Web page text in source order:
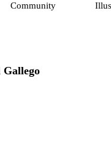
Community